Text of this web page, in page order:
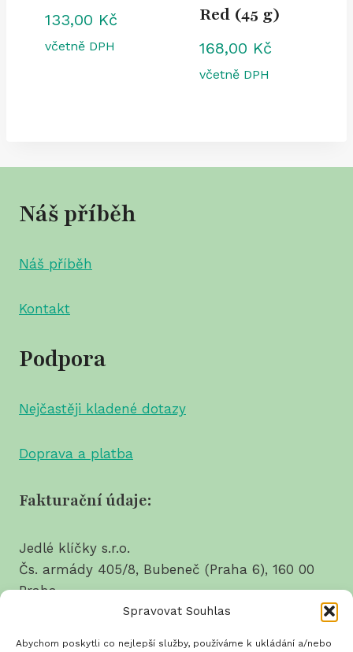
Spravovat Souhlas
Abychom poskytli co nejlepší služby, používáme k ukládání a/nebo
133,00 Kč
včetně DPH
Red (45 g)
168,00 Kč
včetně DPH
Náš příběh
Náš příběh
Kontakt
Podpora
Nejčastěji kladené dotazy
Doprava a platba
Fakturační údaje:
Jedlé klíčky s.r.o.
Čs. armády 405/8, Bubeneč (Praha 6), 160 00
Praha